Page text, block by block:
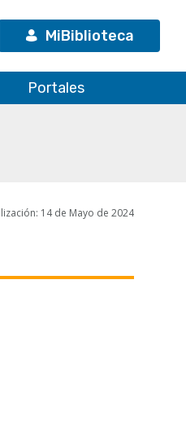
MiBiblioteca
Portales
14 de Mayo de 2024